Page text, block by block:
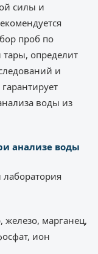
силы и
проб по
определит
и
воды из
анализе воды
марганец,
ион